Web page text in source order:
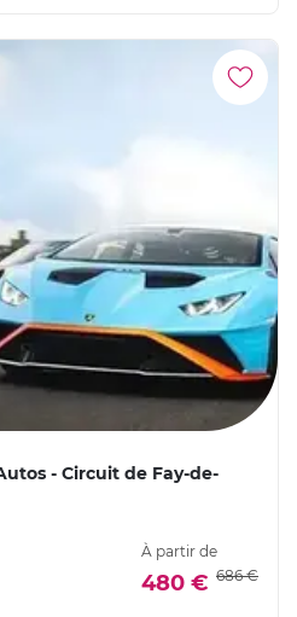
- Circuit de Fay-de-
À partir de
480 € 686 €